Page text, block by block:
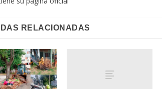
RELACIONADAS